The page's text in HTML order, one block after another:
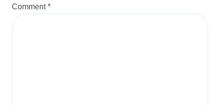
n
Comment*